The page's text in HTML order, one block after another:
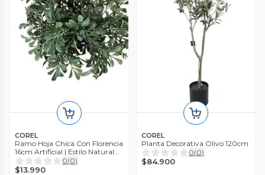
COREL
Ramo Hoja Chica Con Florencia
16cm Artificial | Estilo Natural
para Interiores y Vitrinas
0(0)
$13.990
COREL
Planta Decorativa Olivo 120cm
0(0)
$84.900